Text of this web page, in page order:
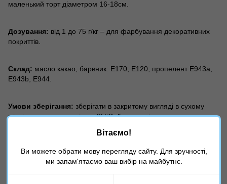
маленький торт діаметром 16-18см.
Дозування: від 1 до 75 г/кг – для фарбування декоративних
покриттів.
Склад: масло какао, барвник: Е170, Е120, пропелент Е943а,
Е943b, Е944.
Умови зберігання: зберігати в закритому вигляді в сухому
місці при температурі до +25°С, берегти від прямих сонячних
Колір: Фуксiя
Вітаємо!
Ви можете обрати мову перегляду сайту. Для зручності,
ми запам'ятаємо ваш вибір на майбутнє.